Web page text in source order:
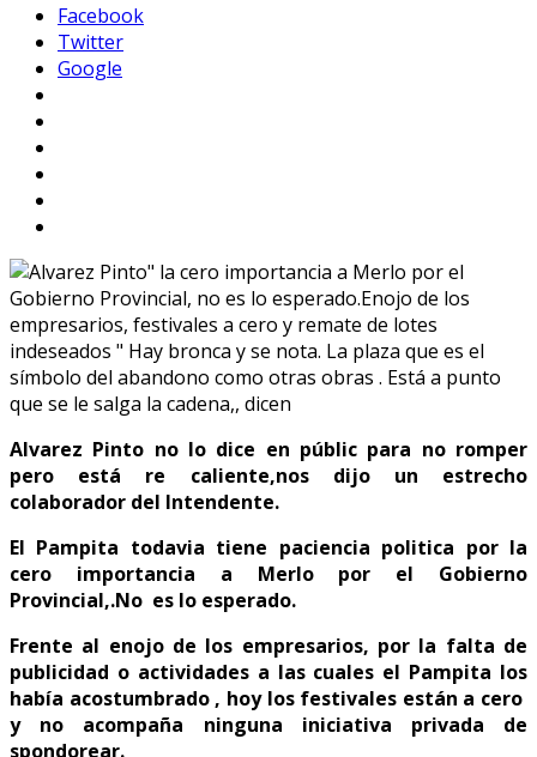
Facebook
Twitter
Google
Alvarez Pinto no lo dice en públic para no romper
pero está re caliente,nos dijo un estrecho
colaborador del Intendente.
El Pampita todavia tiene paciencia politica por la
cero importancia a Merlo por el Gobierno
Provincial,.No es lo esperado.
Frente al enojo de los empresarios, por la falta de
publicidad o actividades a las cuales el Pampita los
había acostumbrado , hoy los festivales están a cero
y no acompaña ninguna iniciativa privada de
spondorear.